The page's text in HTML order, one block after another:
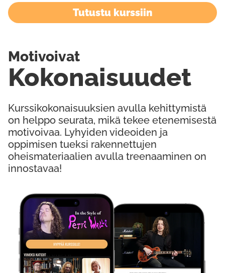
Kokeile Ilmaiseksi
Tutustu kurssiin
Kurssikokonaisuuksien avulla kehittymistä
on helppo seurata, mikä tekee etenemisestä
motivoivaa. Lyhyiden videoiden ja
oppimisen tueksi rakennettujen
oheismateriaalien avulla treenaaminen on
innostavaa!
Kokonaisuudet
Motivoivat